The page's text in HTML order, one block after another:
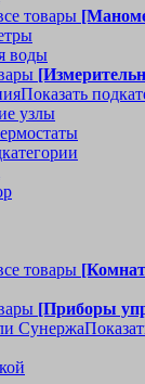
товары
воды
Показать
узлы
товары
[Приборы
Сунержа